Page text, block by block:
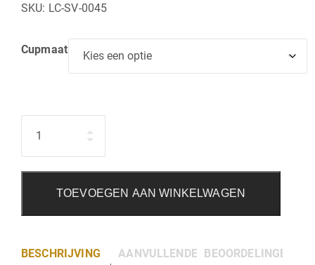
€127,00
SKU: LC-SV-0045
Cupmaat
TOEVOEGEN AAN WINKELWAGEN
BESCHRIJVING AANVULLENDE INFORMATIE
BEOORDELINGEN (0)